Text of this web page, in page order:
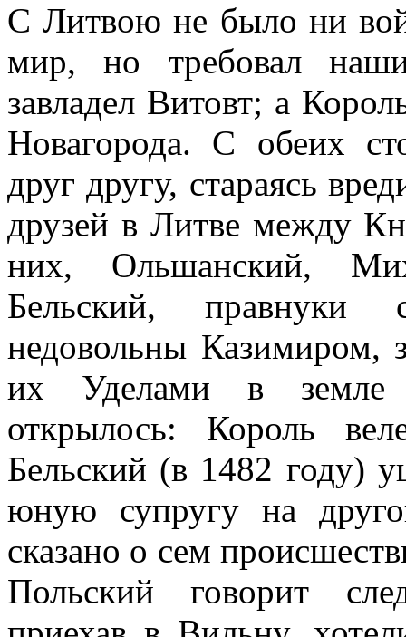
С Литвою не было ни
мир, но требовал
завладел Витовт; а
Новагорода. С обеих
друг другу, стараясь
друзей в Литве между
них, Ольшанский,
Бельский, правнуки
недовольны Казимиром,
их Уделами в земле
открылось: Король
Бельский (в 1482 году)
юную супругу на
сказано о сем
Польский говорит